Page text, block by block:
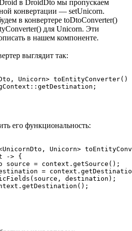
в DroidDto мы пропускаем
конвертации — setUnicorn.
в конвертере toDtoConverter()
для Unicorn. Эти
в нашем компоненте.
выглядит так:
Unicorn> toEntityConverter()
его функциональность:
Unicorn>
-> {
source = context.getSource();
=
destination);